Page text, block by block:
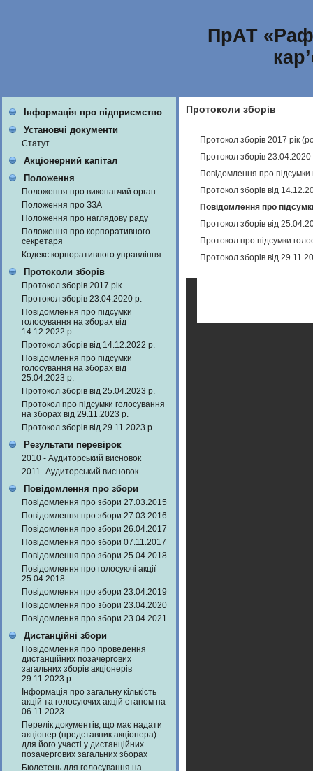
ПрАТ
Інформація про підприємство
Установчі документи
Статут
Акціонерний капітал
Положення
Положення про виконавчий орган
Положення про ЗЗА
Положення про наглядову раду
Положення про корпоративного
секретаря
Кодекс корпоративного управління
Протоколи зборів
Протокол зборів 2017 рік
Протокол зборів 23.04.2020 р.
Повідомлення про підсумки
голосування на зборах від
14.12.2022 р.
Протокол зборів від 14.12.2022 р.
Повідомлення про підсумки
голосування на зборах від
25.04.2023 р.
Протокол зборів від 25.04.2023 р.
Протокол про підсумки голосування
на зборах від 29.11.2023 р.
Протокол зборів від 29.11.2023 р.
Результати перевірок
2010 - Аудиторський висновок
2011- Аудиторський висновок
Повідомлення про збори
Повідомлення про збори 27.03.2015
Повідомлення про збори 27.03.2016
Повідомлення про збори 26.04.2017
Повідомлення про збори 07.11.2017
Повідомлення про збори 25.04.2018
Повідомлення про голосуючі акції
25.04.2018
Повідомлення про збори 23.04.2019
Повідомлення про збори 23.04.2020
Повідомлення про збори 23.04.2021
Дистанційні збори
Повідомлення про проведення
дистанційних позачергових
загальних зборів акціонерів
29.11.2023 р.
Інформація про загальну кількість
акцій та голосуючих акцій станом на
06.11.2023
Перелік документів, що має надати
акціонер (представник акціонера)
для його участі у дистанційних
позачергових загальних зборах
Бюлетень для голосування на
Протоколи зборів
Протокол зборів 2017 рік
Протокол зборів
Повідомлення про
Протокол зборів від
Повідомлення про
Протокол зборів від
Протокол про підсумки
Протокол зборів від